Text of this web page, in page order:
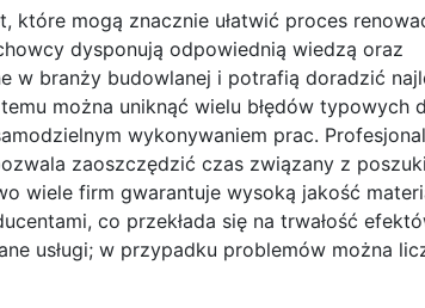
mogą znacznie ułatwić proces
dysponują odpowiednią wiedzą oraz
w branży budowlanej i potrafią doradzić
można uniknąć wielu błędów typowych
wykonywaniem prac.
zaoszczędzić czas związany z
wiele firm gwarantuje wysoką jakość
co przekłada się na trwałość
usługi; w przypadku problemów można